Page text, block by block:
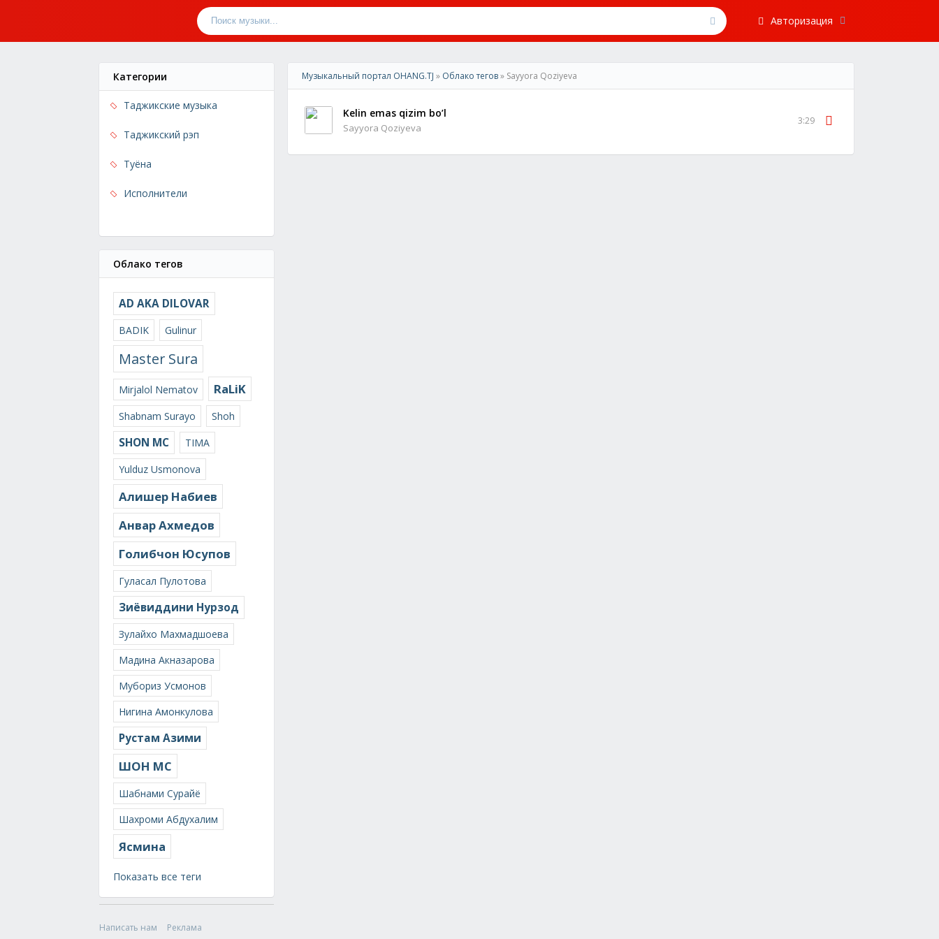
Авторизация
Категории
Таджикские музыка
Таджикский рэп
Туёна
Исполнители
Облако тегов
AD AKA DILOVAR
BADIK Gulinur
Master Sura
Mirjalol Nematov RaLiK
Shabnam Surayo Shoh
SHON MC
TIMA
Yulduz Usmonova
Алишер Набиев
Анвар Ахмедов
Голибчон Юсупов
Гуласал Пулотова
Зиёвиддини Нурзод
Зулайхо Махмадшоева
Мадина Акназарова
Мубориз Усмонов
Нигина Амонкулова
Рустам Азими
ШОН МС
Шабнами Сурайё
Шахроми Абдухалим
Ясмина
Показать все теги
Написать нам
Реклама
Музыкальный портал OHANG.TJ » Облако тегов» Sayyora Qoziyeva
Kelin emas qizim bo’l
Sayyora Qoziyeva
3:29